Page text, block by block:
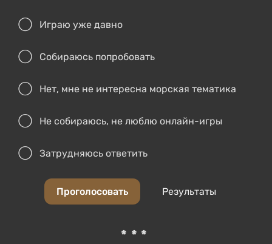
Играю уже давно
Собираюсь попробовать
Нет, мне не интересна морская тематика
Не собираюсь, не люблю онлайн-игры
Затрудняюсь ответить
Проголосовать Результаты
***